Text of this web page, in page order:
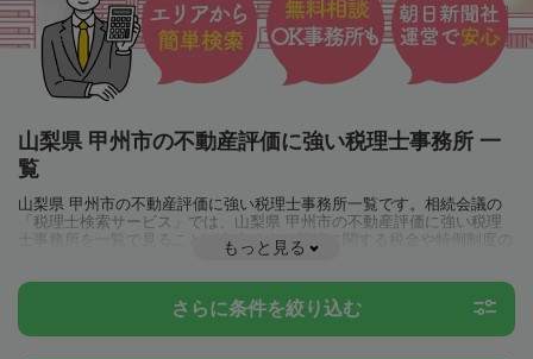
山梨県 甲州市の不動産評価に強い税理士事務所 一
覧
山梨県 甲州市の不動産評価に強い税理士事務所一覧です。相続会議の
「税理士検索サービス」では、山梨県 甲州市の不動産評価に強い税理
士事務所を一覧で見ることが出来ます。相続に関する税金や特例制度の
ことは一度近隣の税理士に相談してみましょう。
もっと見る
さらに条件を絞り込む